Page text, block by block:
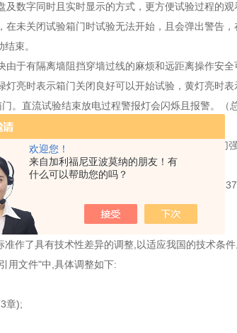
欢迎您！
来自加利福尼亚波莫纳的朋友！有
什么可以帮助您的吗？
数字同时且实时显示的方式，更方便试验过程的观
在未关闭试验箱门时试验无法开始，且会弹出警告
束。
由于有隔离墙阻挡穿墙过线的麻烦和远距离操作安全
灯亮时表示箱门关闭良好可以开始试验，黄灯亮时
。直流试验结束放电过程警报灯会闪烁且报警。
给出的规则起草。
ISO6237:2003《胶粘剂木材与木材粘结拉伸剪切
在结构上有些调整,附录C中列出了本标准与ISO
性差异及其原因如下:
作了具有技术性差异的调整,以适应我国的技术条
用文件"中,具体调整如下:
章);